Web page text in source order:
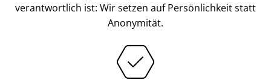
verantwortlich ist: Wir setzen auf Persönlichkeit statt
Anonymität.